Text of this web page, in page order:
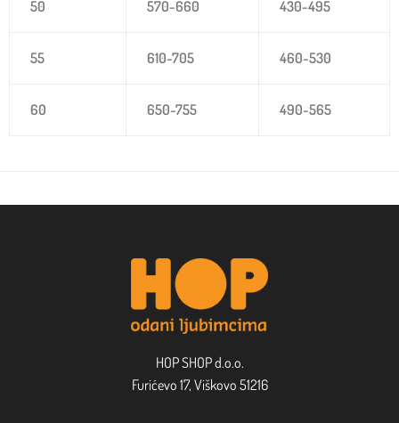
50 570-660 430-495
55 610-705 460-530
60 650-755 490-565
HOP SHOP d.o.o.
Furićevo 17, Viškovo 51216